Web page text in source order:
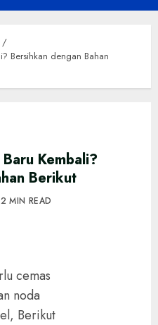
Bersihkan dengan Bahan
Kembali?
Berikut
2 MIN READ
cemas
noda
Berikut